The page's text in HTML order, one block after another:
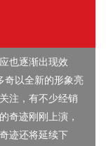
也逐渐出现效
奇以全新的形象亮
注，有不少经销
奇迹刚刚上演，
迹还将延续下